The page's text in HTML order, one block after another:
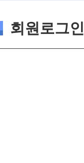
회원로그인